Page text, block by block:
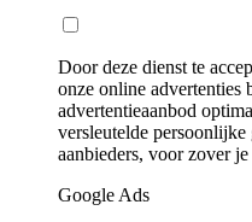
Door deze dienst te
onze online advertenties
advertentieaanbod
versleutelde persoonlijke
aanbieders, voor zover
Google Ads